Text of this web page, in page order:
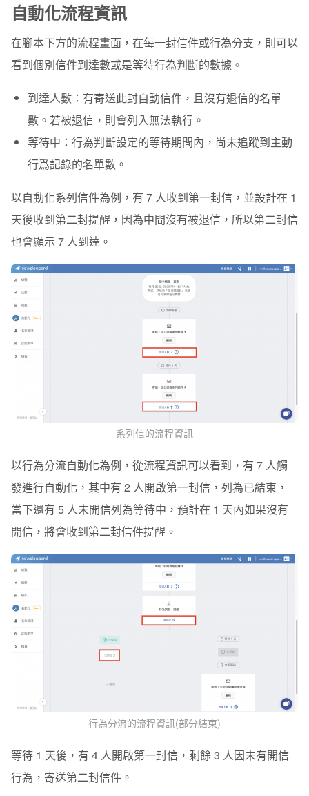
自動化流程資訊
在腳本下方的流程畫面，在每一封信件或行為分支，則可以
看到個別信件到達數或是等待行為判斷的數據。
到達人數 ：有寄送此封自動信件，且沒有退信的名單
數。若被退信，則會列入無法執行。
等待中 ：行為判斷設定的等待期間內，尚未追蹤到主動
行爲記錄的名單數。
以自動化系列信件為例，有 7 人收到第一封信，並設計在 1
天後收到第二封提醒，因為中間沒有被退信，所以第二封信
也會顯示 7 人到達。
系列信的流程資訊
以行為分流自動化為例，從流程資訊可以看到，有 7 人觸
發進行自動化，其中有 2 人開啟第一封信，列為已結束，
當下還有 5 人未開信列為等待中，預計在 1 天內如果沒有
開信，將會收到第二封信件提醒。
行為分流的流程資訊(部分結束)
等待 1 天後，有 4 人開啟第一封信，剩餘 3 人因未有開信
行為，寄送第二封信件。